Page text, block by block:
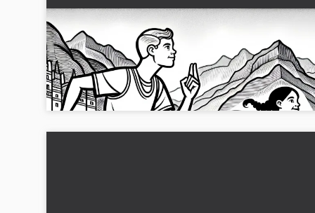
Två löpare tävlar i ett spännande lopp på
– Målarbild friidrott gratis
På den här målarbilden ser du ett spännande lopp mellan
löpare. Nu kan du ladda ner gratis och färglägga online!...